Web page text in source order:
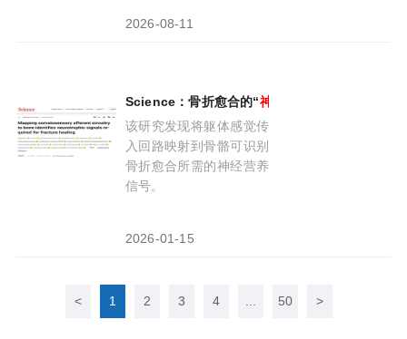
2026-08-11
Science：骨折愈合的“神经
该研究发现将躯体感觉传
入回路映射到骨骼可识别
骨折愈合所需的神经营养
信号。
2026-01-15
< 1 2 3 4 50 >